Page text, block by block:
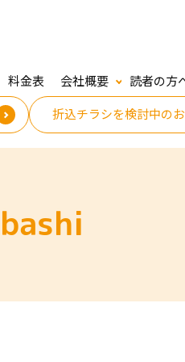
料金表 会社概要 読者の方
折込チラシを検討中の